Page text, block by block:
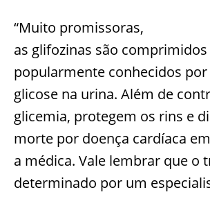
“Muito promissoras,
as glifozinas são comprimidos
popularmente conhecidos
glicose na urina. Além de
glicemia, protegem os rins e
morte por doença cardíaca
a médica. Vale lembrar que o
determinado por um